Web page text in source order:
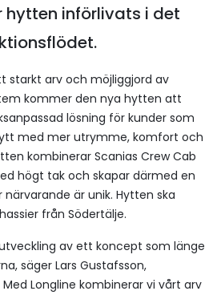
hytten införlivats i det
starkt arv och möjliggjord av
kommer den nya hytten att
lösning för kunder som
med mer utrymme, komfort och
kombinerar Scanias Crew Cab
högt tak och skapar därmed en
är unik. Hytten ska
från Södertälje.
av ett koncept som länge
säger Lars Gustafsson,
Longline kombinerar vi vårt arv